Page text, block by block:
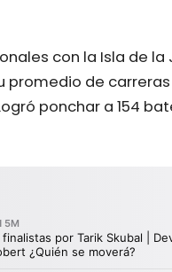
con la Isla de
promedio de
ponchar a 154